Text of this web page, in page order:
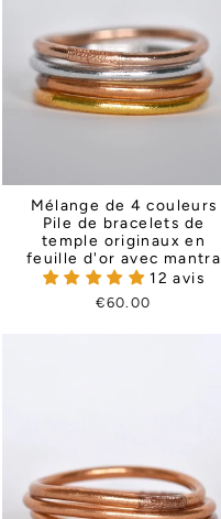
Mélange de 4 couleurs
Pile de bracelets de
temple originaux en
feuille d'or avec mantra
12 avis
€60.00